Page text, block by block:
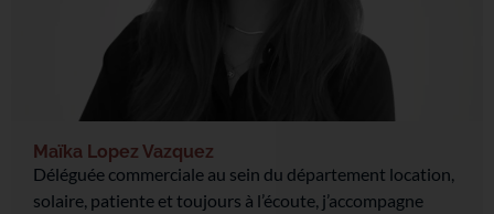
Maïka Lopez Vazquez
Déléguée commerciale au sein du département location,
solaire, patiente et toujours à l’écoute, j’accompagne